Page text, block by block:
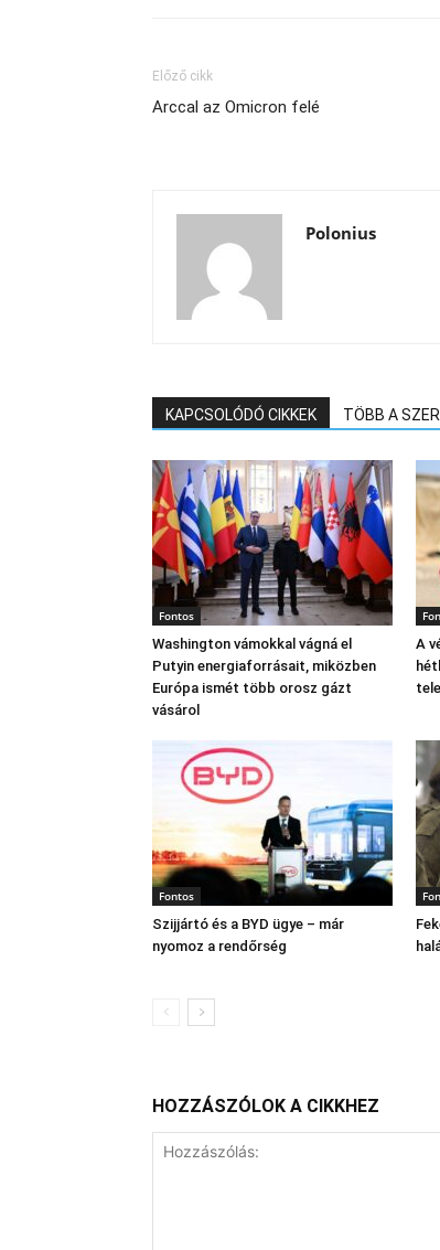
Előző cikk
Arccal az Omicron felé
Polonius
KAPCSOLÓDÓ CIKKEK TÖBB A
Fontos
Washington vámokkal vágná el
Putyin energiaforrásait, miközben
Európa ismét több orosz gázt
vásárol
A
Fontos
Szijjártó és a BYD ügye – már
nyomoz a rendőrség
HOZZÁSZÓLOK A CIKKHEZ